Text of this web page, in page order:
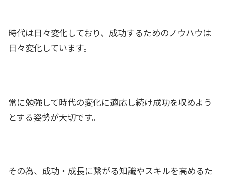
時代は日々変化しており、成功するためのノウハウは
日々変化しています。
常に勉強して時代の変化に適応し続け成功を収めよう
とする姿勢が大切です。
その為、成功・成長に繋がる知識やスキルを高めるた